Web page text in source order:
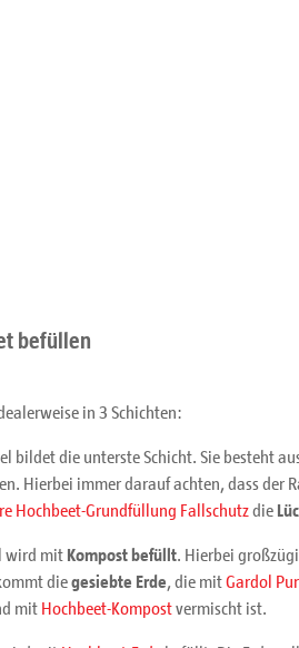
befüllen
in 3 Schichten:
bildet die unterste Schicht. Sie besteht
Hierbei immer darauf achten, dass der
Hochbeet-Grundfüllung Fallschutzdie
wird mit Kompost befüllt . Hierbei
diegesiebte Erde , die mitGardol
mit Hochbeet-Kompostvermischt ist.